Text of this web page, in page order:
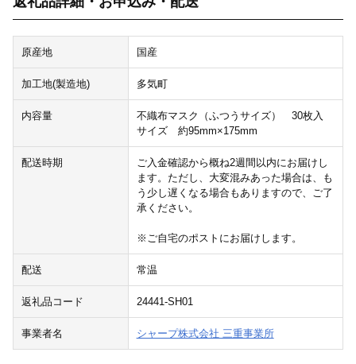
原産地 国産
加工地(製造地) 多気町
内容量
不織布マスク（ふつうサイズ） 30枚入
サイズ 約95mm×175mm
配送時期
ご入金確認から概ね2週間以内にお届けし
ます。ただし、大変混みあった場合は、も
う少し遅くなる場合もありますので、ご了
承ください。
※ご自宅のポストにお届けします。
配送 常温
返礼品コード 24441-SH01
事業者名 シャープ株式会社 三重事業所